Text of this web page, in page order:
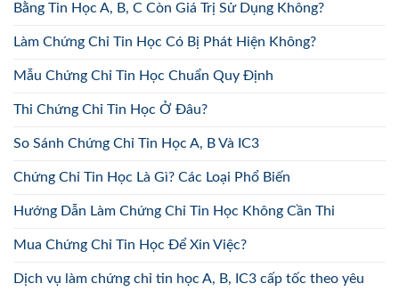
Bằng Tin Học A, B, C Còn Giá Trị Sử Dụng Không?
Làm Chứng Chỉ Tin Học Có Bị Phát Hiện Không?
Mẫu Chứng Chỉ Tin Học Chuẩn Quy Định
Thi Chứng Chỉ Tin Học Ở Đâu?
So Sánh Chứng Chỉ Tin Học A, B Và IC3
Chứng Chỉ Tin Học Là Gì? Các Loại Phổ Biến
Hướng Dẫn Làm Chứng Chỉ Tin Học Không Cần Thi
Mua Chứng Chỉ Tin Học Để Xin Việc?
Dịch vụ làm chứng chỉ tin học A, B, IC3 cấp tốc theo yêu